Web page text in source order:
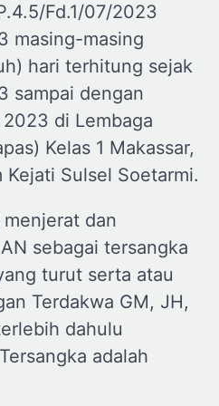
Fd.1/07/2023
masing-masing
hari terhitung sejak
sampai dengan
di Lembaga
Kelas 1 Makassar,
Sulsel Soetarmi.
dan
sebagai tersangka
turut serta atau
Terdakwa GM, JH,
dahulu
adalah